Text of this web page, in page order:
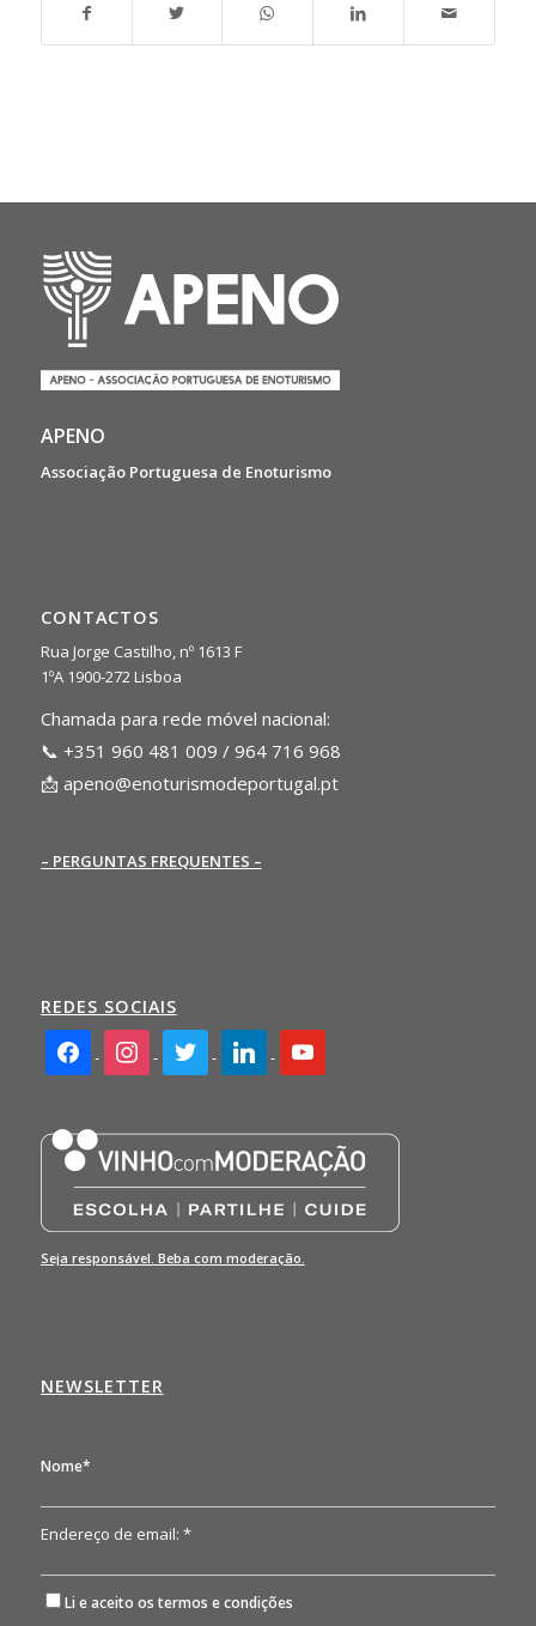
APENO
Associação Portuguesa de Enoturismo
CONTACTOS
Rua Jorge Castilho, nº 1613 F
1ºA 1900-272 Lisboa
Chamada para rede móvel nacional:
📞 +351 960 481 009 / 964 716 968
📩 apeno@enoturismodeportugal.pt
– PERGUNTAS FREQUENTES –
REDES SOCIAIS
facebook2instagramtwitter linkedin youtube
Seja responsável. Beba com moderação.
NEWSLETTER
Nome*
Endereço de email: *
Li e aceito os termos e condições